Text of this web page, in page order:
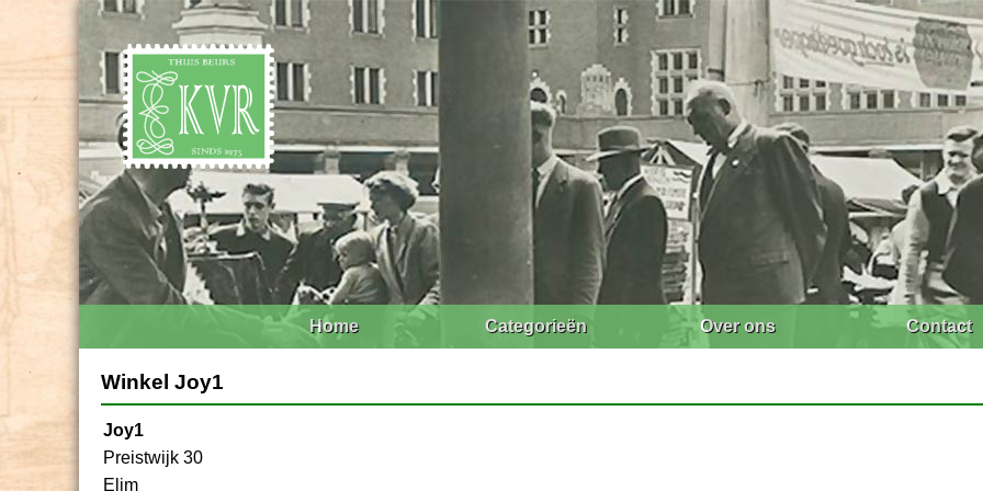
Home Categorieën Over ons Contact
Winkel Joy1
Joy1
Preistwijk 30
Elim